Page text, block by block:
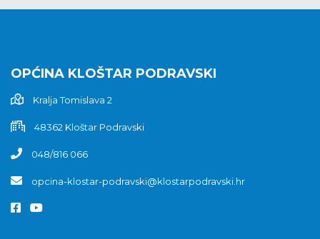
OPĆINA KLOŠTAR PODRAVSKI
Kralja Tomislava 2
48362 Kloštar Podravski
048/816 066
opcina-klostar-podravski@klostarpodravski.hr